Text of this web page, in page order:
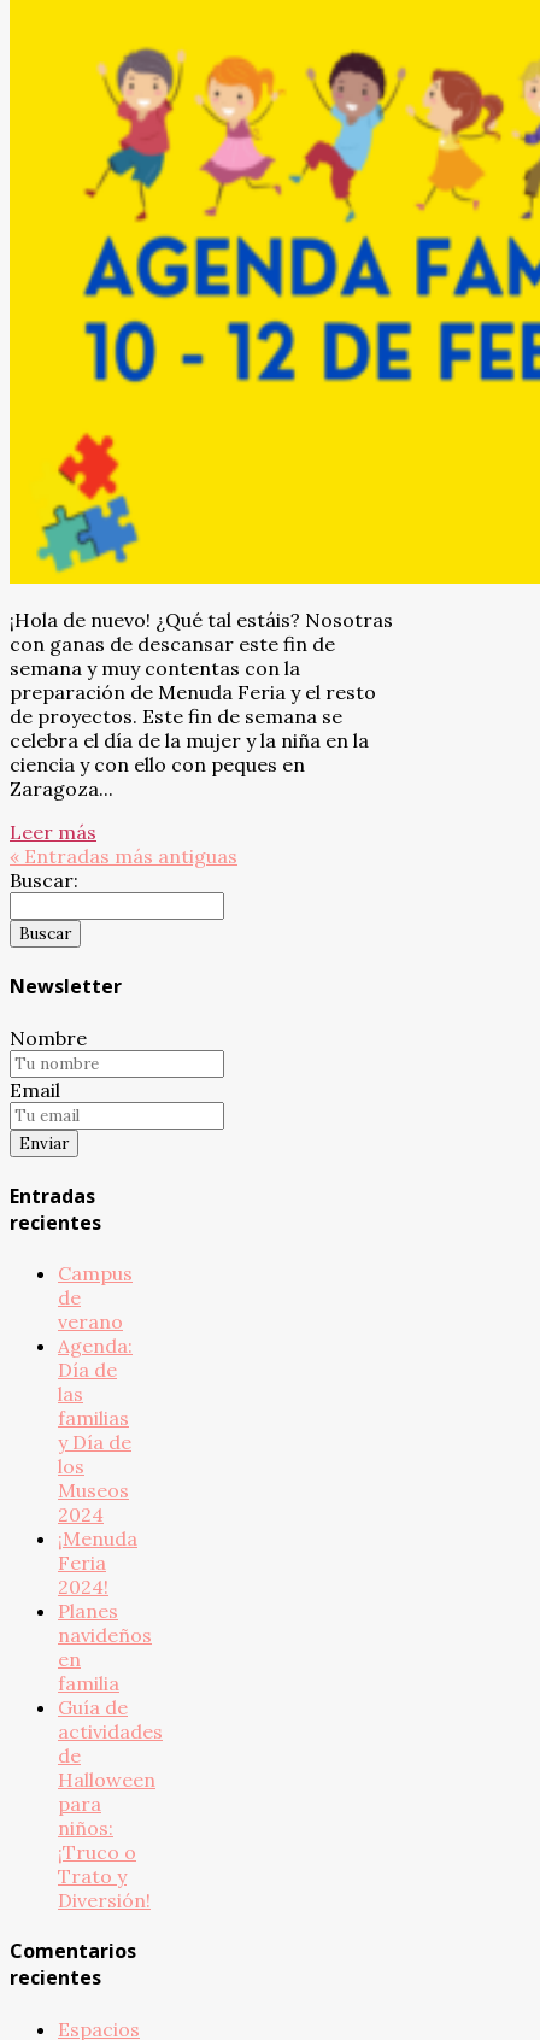
¡Hola de nuevo! ¿Qué tal estáis? Nosotras
con ganas de descansar este fin de
semana y muy contentas con la
preparación de Menuda Feria y el resto
de proyectos. Este fin de semana se
celebra el día de la mujer y la niña en la
ciencia y con ello con peques en
Zaragoza...
Leer más
« Entradas más antiguas
Buscar:
Newsletter
Nombre
Email
Entradas
recientes
Campus
de
verano
Agenda:
Día de
las
familias
y Día de
los
Museos
2024
¡Menuda
Feria
2024!
Planes
navideños
en
familia
Guía de
actividades
de
Halloween
para
niños:
¡Truco o
Trato y
Diversión!
Comentarios
recientes
Espacios